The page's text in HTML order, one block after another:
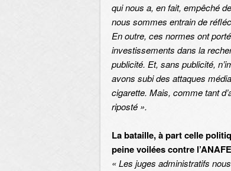
qui nous a, en fait, empêché
nous sommes entrain de
En outre, ces normes ont
investissements dans la
publicité. Et, sans publicité,
avons subi des attaques
cigarette. Mais, comme tant
riposté ».
La bataille, à part celle
peine voilées contre
« Les juges administratifs